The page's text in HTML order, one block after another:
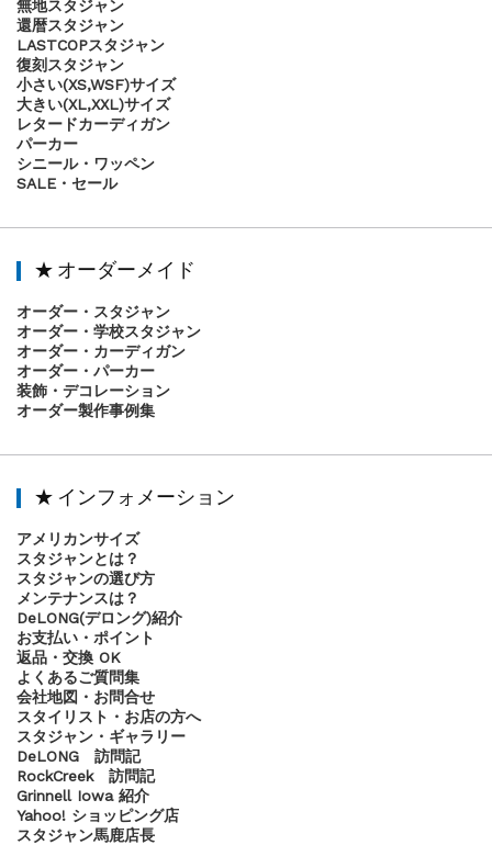
無地スタジャン
還暦スタジャン
LASTCOPスタジャン
復刻スタジャン
小さい(XS,WSF)サイズ
大きい(XL,XXL)サイズ
レタードカーディガン
パーカー
シニール・ワッペン
SALE・セール
★ オーダーメイド
オーダー・スタジャン
オーダー・学校スタジャン
オーダー・カーディガン
オーダー・パーカー
装飾・デコレーション
オーダー製作事例集
★ インフォメーション
アメリカンサイズ
スタジャンとは？
スタジャンの選び方
メンテナンスは？
DeLONG(デロング)紹介
お支払い・ポイント
返品・交換 OK
よくあるご質問集
会社地図・お問合せ
スタイリスト・お店の方へ
スタジャン・ギャラリー
DeLONG 訪問記
RockCreek 訪問記
Grinnell Iowa 紹介
Yahoo! ショッピング店
スタジャン馬鹿店長